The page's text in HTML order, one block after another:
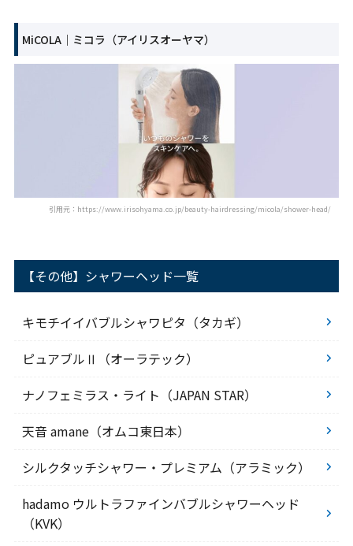
MiCOLA｜ミコラ（アイリスオーヤマ）
引用元：https://www.irisohyama.co.jp/beauty-hairdressing/micola/shower-head/
【その他】シャワーヘッド一覧
キモチイイバブルシャワピタ（タカギ）
ピュアブルⅡ（オーラテック）
ナノフェミラス・ライト（JAPAN STAR）
天音 amane（オムコ東日本）
シルクタッチシャワー・プレミアム（アラミック）
hadamo ウルトラファインバブルシャワーヘッド
（KVK）